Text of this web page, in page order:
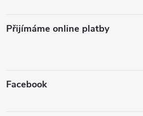
Přijímáme online platby
Facebook